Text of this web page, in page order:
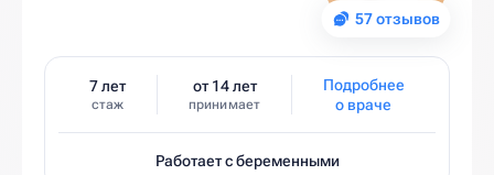
57 отзывов
7 лет
стаж
от 14 лет
принимает
Подробнее
о враче
Работает с беременными